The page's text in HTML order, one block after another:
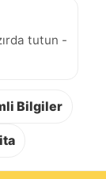
tutun -
Bilgiler